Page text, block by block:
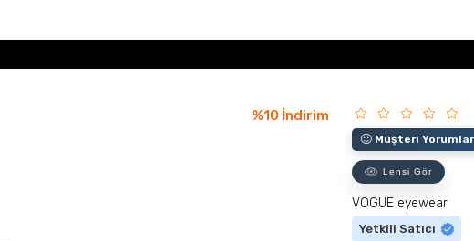
%10 İndirim
Müşteri
Lensi Gör
VOGUE eyewear
Yetkili Satıcı